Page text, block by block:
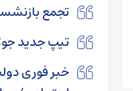
تجمع
تیپ جدید
خبر فوری